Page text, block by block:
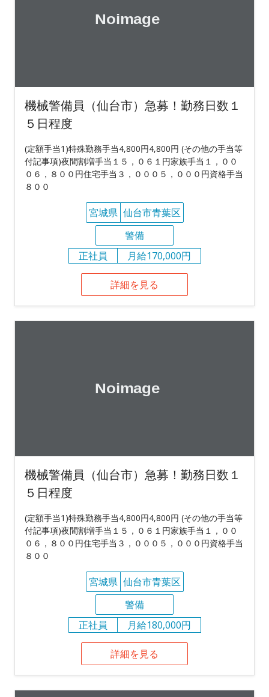
機械警備員（仙台市）急募！勤務日数１
５日程度
(定額手当1)特殊勤務手当4,800円4,800円 (その他の手当等
付記事項)夜間割増手当１５，０６１円家族手当１，００
０６，８００円住宅手当３，０００５，０００円資格手当
８００
宮城県 仙台市青葉区
警備
正社員
月給170,000円
詳細を見る
機械警備員（仙台市）急募！勤務日数１
５日程度
(定額手当1)特殊勤務手当4,800円4,800円 (その他の手当等
付記事項)夜間割増手当１５，０６１円家族手当１，００
０６，８００円住宅手当３，０００５，０００円資格手当
８００
宮城県 仙台市青葉区
警備
正社員
月給180,000円
詳細を見る